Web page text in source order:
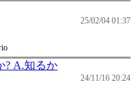
25/02/04 01:37
? A.知るか
24/11/16 20:24